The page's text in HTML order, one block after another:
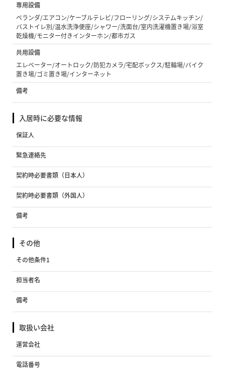
専用設備
ベランダ/エアコン/ケーブルテレビ/フローリング/システムキッチン/
バストイレ別/温水洗浄便座/シャワー/洗面台/室内洗濯機置き場/浴室
乾燥機/モニター付きインターホン/都市ガス
共用設備
エレベーター/オートロック/防犯カメラ/宅配ボックス/駐輪場/バイク
置き場/ゴミ置き場/インターネット
備考
入居時に必要な情報
保証人
緊急連絡先
契約時必要書類（日本人）
契約時必要書類（外国人）
備考
その他
その他条件1
担当者名
備考
取扱い会社
運営会社
電話番号